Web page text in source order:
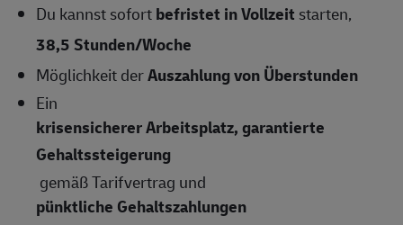
Du kannst sofortbefristet in Vollzeit starten,
38,5Stunden/Woche
Möglichkeit derAuszahlung von Überstunden
Ein
krisensicherer Arbeitsplatz, garantierte
Gehaltssteigerung
gemäß Tarifvertrag und
pünktliche Gehaltszahlungen